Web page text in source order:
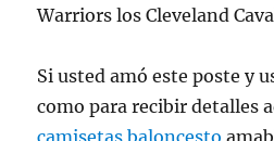
Warriors los Cleveland
Si usted amó este poste y
como para recibir detalles
camisetas baloncesto